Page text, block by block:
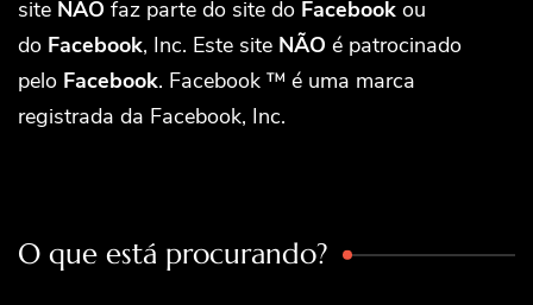
site NÃO faz parte do site do Facebook ou
do Facebook, Inc. Este site NÃO é patrocinado
pelo Facebook. Facebook ™ é uma marca
registrada da Facebook, Inc.
O que está procurando?